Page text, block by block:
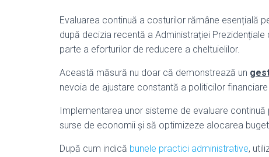
Evaluarea continuă a costurilor rămâne esențială
după decizia recentă a Administrației
parte a eforturilor de reducere a cheltuielilor.
Această măsură nu doar că demonstrează un
nevoia de ajustare constantă a politicilor
Implementarea unor sisteme de evaluare
surse de economii și să optimizeze alocarea
După cum indică bunele practici administrative,